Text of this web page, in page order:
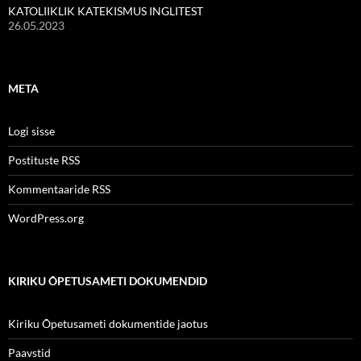
KATOLIIKLIK KATEKISMUS INGLITEST
26.05.2023
META
Logi sisse
Postituste RSS
Kommentaaride RSS
WordPress.org
KIRIKU ÕPETUSAMETI DOKUMENDID
Kiriku Õpetusameti dokumentide jaotus
Paavstid